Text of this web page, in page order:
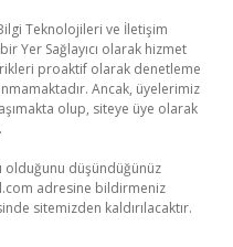
Teknolojileri ve İletişim
Yer Sağlayıcı olarak hizmet
proaktif olarak denetleme
Ancak, üyelerimiz
olup, siteye üye olarak
olduğunu düşündüğünüz
adresine bildirmeniz
sitemizden kaldırılacaktır.